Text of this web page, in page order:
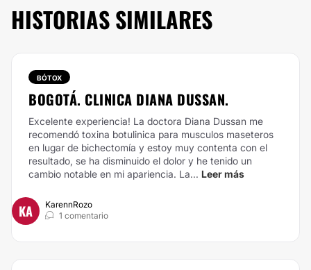
HISTORIAS SIMILARES
BÓTOX
BOGOTÁ. CLINICA DIANA DUSSAN.
Excelente experiencia! La doctora Diana Dussan me
recomendó toxina botulinica para musculos maseteros
en lugar de bichectomía y estoy muy contenta con el
resultado, se ha disminuido el dolor y he tenido un
cambio notable en mi apariencia. La... Leer más
KA
KarennRozo
1 comentario